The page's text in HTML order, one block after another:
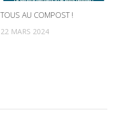
TOUS AU COMPOST !
22 MARS 2024